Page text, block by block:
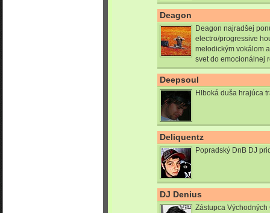
Deagon
Deagon najradšej
electro/progressive
melodickým vokálom
svet do emocionálnej
Deepsoul
Hlboká duša hrajúca
Deliquentz
Popradský DnB DJ
DJ Denius
Zástupca